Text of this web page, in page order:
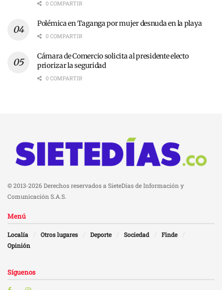
0 COMPARTIR
Polémica en Taganga por mujer desnuda en la playa
0 COMPARTIR
Cámara de Comercio solicita al presidente electo
priorizar la seguridad
0 COMPARTIR
© 2013-2026 Derechos reservados a SieteDías de Información y
Comunicación S.A.S.
Menú
Localía Otros lugares Deporte Sociedad
Finde
Opinión
Síguenos